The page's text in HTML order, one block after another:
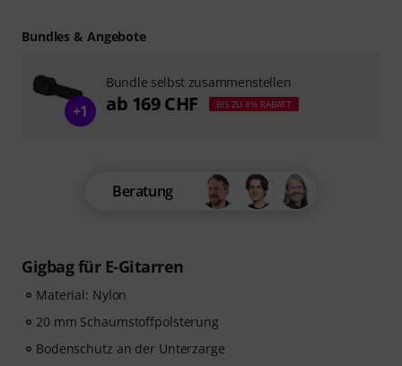
Gigbag für E-Gitarren
Material: Nylon
20 mm Schaumstoffpolsterung
Bodenschutz an der Unterzarge
Beratung
Bundles & Angebote
+1
Bundle selbst zusammenstellen
ab 169 CHF BIS ZU 8% RABATT